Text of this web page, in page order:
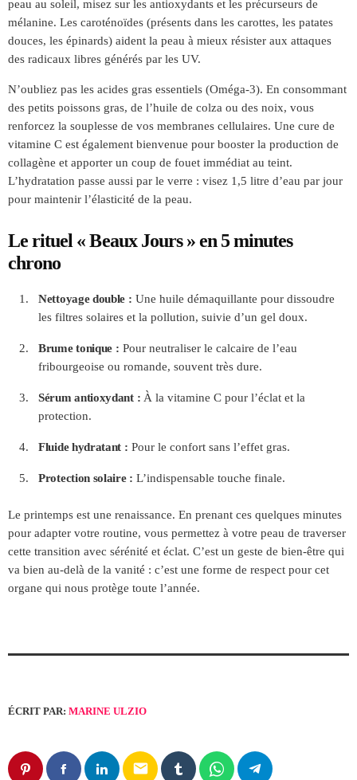
peau au soleil, misez sur les antioxydants et les précurseurs de
mélanine. Les caroténoïdes (présents dans les carottes, les patates
douces, les épinards) aident la peau à mieux résister aux attaques
des radicaux libres générés par les UV.
N’oubliez pas les acides gras essentiels (Oméga-3). En consommant
des petits poissons gras, de l’huile de colza ou des noix, vous
renforcez la souplesse de vos membranes cellulaires. Une cure de
vitamine C est également bienvenue pour booster la production de
collagène et apporter un coup de fouet immédiat au teint.
L’hydratation passe aussi par le verre : visez 1,5 litre d’eau par jour
pour maintenir l’élasticité de la peau.
Le rituel « Beaux Jours » en 5 minutes
chrono
Nettoyage double : Une huile démaquillante pour dissoudre
les filtres solaires et la pollution, suivie d’un gel doux.
Brume tonique : Pour neutraliser le calcaire de l’eau
fribourgeoise ou romande, souvent très dure.
Sérum antioxydant : À la vitamine C pour l’éclat et la
protection.
Fluide hydratant : Pour le confort sans l’effet gras.
Protection solaire : L’indispensable touche finale.
Le printemps est une renaissance. En prenant ces quelques minutes
pour adapter votre routine, vous permettez à votre peau de traverser
cette transition avec sérénité et éclat. C’est un geste de bien-être qui
va bien au-delà de la vanité : c’est une forme de respect pour cet
organe qui nous protège toute l’année.
ÉCRIT PAR: MARINE ULZIO
email